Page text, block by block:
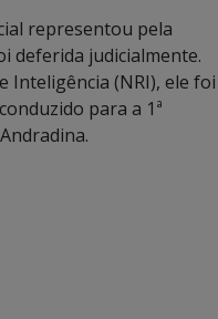
representou pela
deferida judicialmente.
Inteligência (NRI), ele foi
para a 1ª